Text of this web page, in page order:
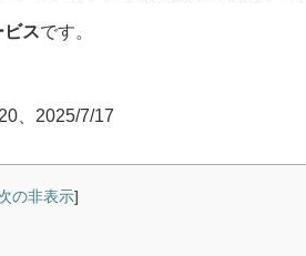
ビスです。
、2025/7/17
の非表示]